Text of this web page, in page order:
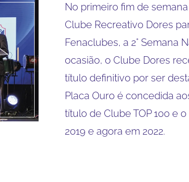
No primeiro fim de
Clube Recreativo Dores
Fenaclubes, a 2° Semana
ocasião, o Clube Dores
título definitivo por ser
Placa Ouro é concedida
título de Clube TOP 100 e
2019 e agora em 2022.